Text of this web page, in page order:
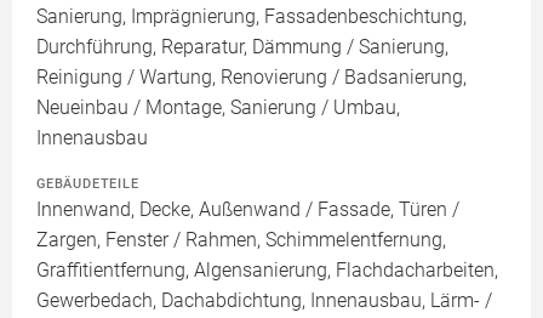
Sanierung, Imprägnierung, Fassadenbeschichtung,
Durchführung, Reparatur, Dämmung / Sanierung,
Reinigung / Wartung, Renovierung / Badsanierung,
Neueinbau / Montage, Sanierung / Umbau,
Innenausbau
GEBÄUDETEILE
Innenwand, Decke, Außenwand / Fassade, Türen /
Zargen, Fenster / Rahmen, Schimmelentfernung,
Graffitientfernung, Algensanierung, Flachdacharbeiten,
Gewerbedach, Dachabdichtung, Innenausbau, Lärm- /